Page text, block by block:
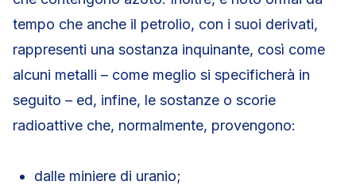
tempo che anche il petrolio, con i suoi derivati,
rappresenti una sostanza inquinante, così come
alcuni metalli – come meglio si specificherà in
seguito – ed, infine, le sostanze o scorie
radioattive che, normalmente, provengono:
dalle miniere di uranio;